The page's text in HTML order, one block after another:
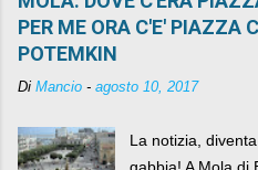
PER ME ORA C'E' PIAZZA
POTEMKIN
Di Mancio - agosto 10, 2017
La notizia,